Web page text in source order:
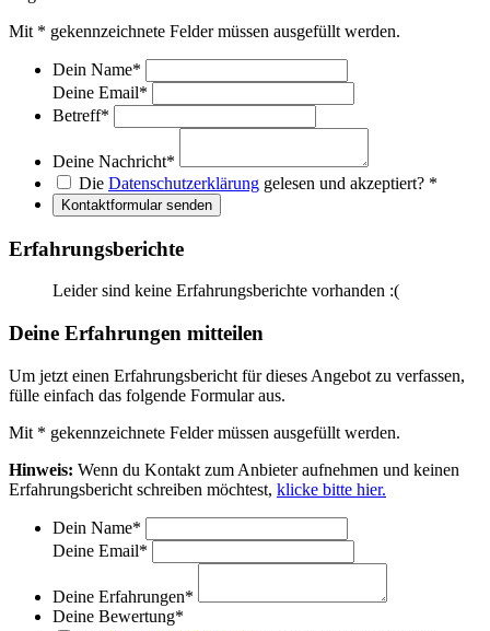
Mit * gekennzeichnete Felder müssen ausgefüllt werden.
Dein Name*
Deine Email*
Betreff*
Deine Nachricht*
Die Datenschutzerklärung gelesen und akzeptiert? *
Kontaktformular senden
Erfahrungsberichte
Leider sind keine Erfahrungsberichte vorhanden :(
Deine Erfahrungen mitteilen
Um jetzt einen Erfahrungsbericht für dieses Angebot zu verfassen,
fülle einfach das folgende Formular aus.
Mit * gekennzeichnete Felder müssen ausgefüllt werden.
Hinweis: Wenn du Kontakt zum Anbieter aufnehmen und keinen
Erfahrungsbericht schreiben möchtest, klicke bitte hier.
Dein Name*
Deine Email*
Deine Erfahrungen*
Deine Bewertung*